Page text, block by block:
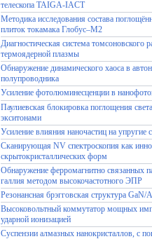
телескопа TAIGA-IACT
Методика исследования состава
плиток токамака Глобус–М2
Диагностическая система томсоновского
термоядерной плазмы
Обнаружение динамического хаоса в
полупроводника
Усиление фотолюминесценции в
Паулиевская блокировка поглощения
экситонами
Усиление влияния наночастиц на упругие
Сканирующая NV спектроскопия как
скрытокристаллических форм
Обнаружение ферромагнитно связанных
галлия методом высокочастотного ЭПР
Резонансная брэгговская структура GaN/
Высоковольтный коммутатор мощных
ударной ионизацией
Суспензии алмазных нанокристаллов, с